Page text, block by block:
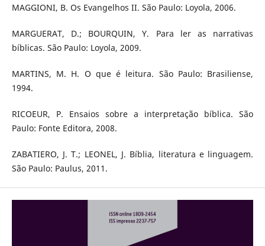
MAGGIONI, B. Os Evangelhos II. São Paulo: Loyola, 2006.
MARGUERAT, D.; BOURQUIN, Y. Para ler as narrativas
bíblicas. São Paulo: Loyola, 2009.
MARTINS, M. H. O que é leitura. São Paulo: Brasiliense,
1994.
RICOEUR, P. Ensaios sobre a interpretação bíblica. São
Paulo: Fonte Editora, 2008.
ZABATIERO, J. T.; LEONEL, J. Bíblia, literatura e linguagem.
São Paulo: Paulus, 2011.